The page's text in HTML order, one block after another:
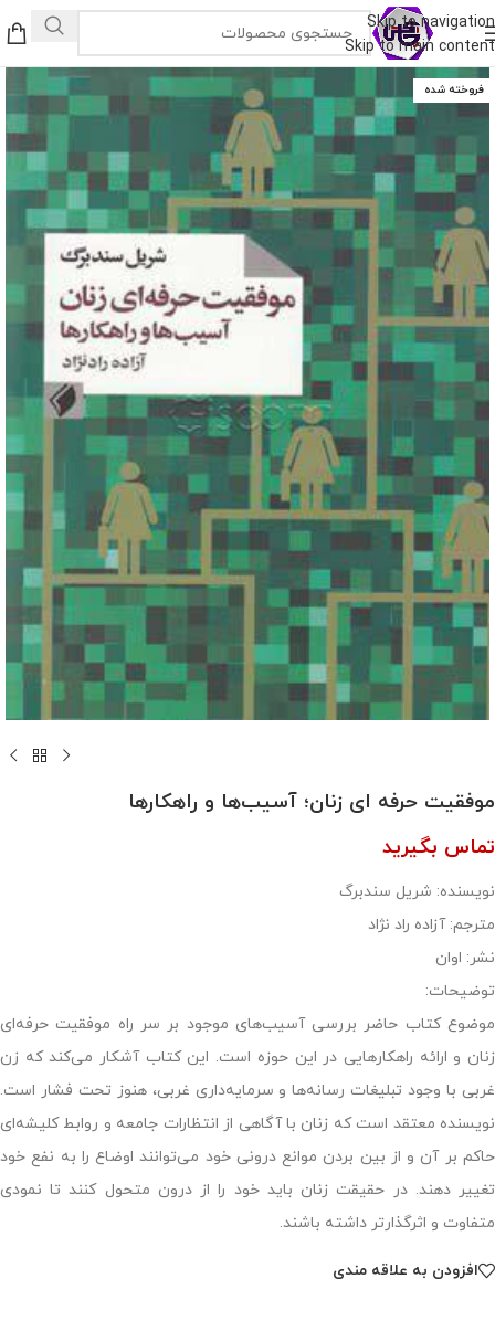
Skip to navigation
Skip to main content
فروخته شده
موفقیت حرفه ای زنان؛ آسیب‌ها و راهکارها
تماس بگیرید
نویسنده: شریل سندبرگ
مترجم: آزاده راد نژاد
نشر: اوان
توضیحات:
موضوع کتاب حاضر بررسی آسیب‌های موجود بر سر راه موفقیت حرفه‌ای
زنان و ارائه راهکارهایی در این حوزه است. این کتاب آشکار می‌کند که زن
غربی با وجود تبلیغات رسانه‌ها و سرمایه‌داری غربی، هنوز تحت فشار است.
نویسنده معتقد است که زنان با آگاهی از انتظارات جامعه و روابط کلیشه‌ای
حاکم بر آن و از بین بردن موانع درونی خود می‌توانند اوضاع را به نفع خود
تغییر دهند. در حقیقت زنان باید خود را از درون متحول کنند تا نمودی
متفاوت و اثرگذارتر داشته باشند.
افزودن به علاقه مندی